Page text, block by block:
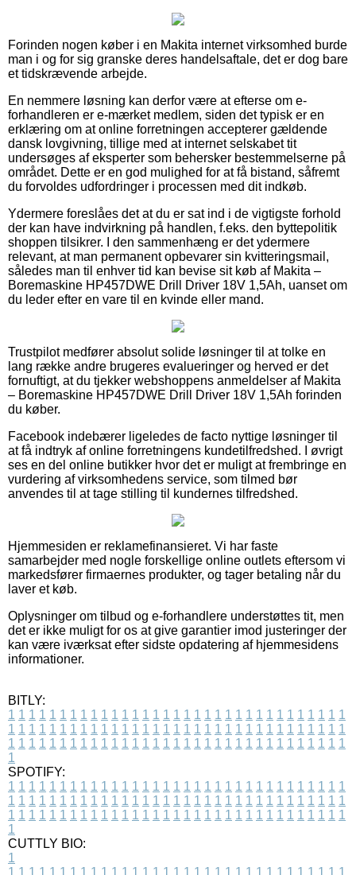
Forinden nogen køber i en Makita internet virksomhed burde
man i og for sig granske deres handelsaftale, det er dog bare
et tidskrævende arbejde.
En nemmere løsning kan derfor være at efterse om e-
forhandleren er e-mærket medlem, siden det typisk er en
erklæring om at online forretningen accepterer gældende
dansk lovgivning, tillige med at internet selskabet tit
undersøges af eksperter som behersker bestemmelserne på
området. Dette er en god mulighed for at få bistand, såfremt
du forvoldes udfordringer i processen med dit indkøb.
Ydermere foreslåes det at du er sat ind i de vigtigste forhold
der kan have indvirkning på handlen, f.eks. den byttepolitik
shoppen tilsikrer. I den sammenhæng er det ydermere
relevant, at man permanent opbevarer sin kvitteringsmail,
således man til enhver tid kan bevise sit køb af Makita –
Boremaskine HP457DWE Drill Driver 18V 1,5Ah, uanset om
du leder efter en vare til en kvinde eller mand.
Trustpilot medfører absolut solide løsninger til at tolke en
lang række andre brugeres evalueringer og herved er det
fornuftigt, at du tjekker webshoppens anmeldelser af Makita
– Boremaskine HP457DWE Drill Driver 18V 1,5Ah forinden
du køber.
Facebook indebærer ligeledes de facto nyttige løsninger til
at få indtryk af online forretningens kundetilfredshed. I øvrigt
ses en del online butikker hvor det er muligt at frembringe en
vurdering af virksomhedens service, som tilmed bør
anvendes til at tage stilling til kundernes tilfredshed.
Hjemmesiden er reklamefinansieret. Vi har faste
samarbejder med nogle forskellige online outlets eftersom vi
markedsfører firmaernes produkter, og tager betaling når du
laver et køb.
Oplysninger om tilbud og e-forhandlere understøttes tit, men
det er ikke muligt for os at give garantier imod justeringer der
kan være iværksat efter sidste opdatering af hjemmesidens
informationer.
BITLY:
1 1 1 1 1 1 1 1 1 1 1 1 1 1 1 1 1 1 1 1 1 1 1 1 1 1 1 1 1 1 1 1 1
1 1 1 1 1 1 1 1 1 1 1 1 1 1 1 1 1 1 1 1 1 1 1 1 1 1 1 1 1 1 1 1 1
1 1 1 1 1 1 1 1 1 1 1 1 1 1 1 1 1 1 1 1 1 1 1 1 1 1 1 1 1 1 1 1 1
1
SPOTIFY:
1 1 1 1 1 1 1 1 1 1 1 1 1 1 1 1 1 1 1 1 1 1 1 1 1 1 1 1 1 1 1 1 1
1 1 1 1 1 1 1 1 1 1 1 1 1 1 1 1 1 1 1 1 1 1 1 1 1 1 1 1 1 1 1 1 1
1 1 1 1 1 1 1 1 1 1 1 1 1 1 1 1 1 1 1 1 1 1 1 1 1 1 1 1 1 1 1 1 1
1
CUTTLY BIO:
1
1 1 1 1 1 1 1 1 1 1 1 1 1 1 1 1 1 1 1 1 1 1 1 1 1 1 1 1 1 1 1 1 1